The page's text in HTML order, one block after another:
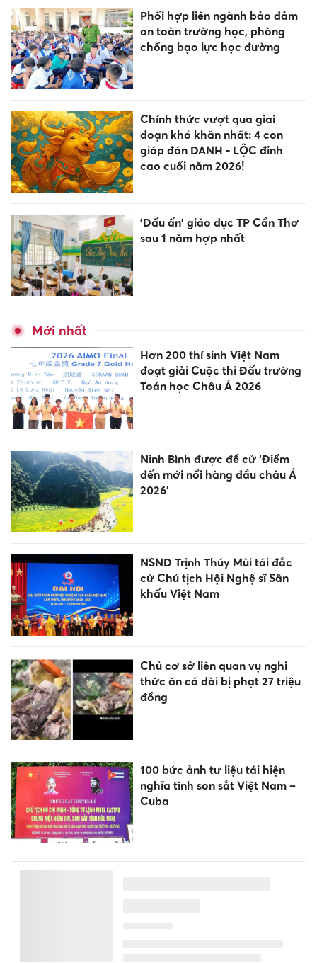
Phối hợp liên ngành bảo đảm
an toàn trường học, phòng
chống bạo lực học đường
Chính thức vượt qua giai
đoạn khó khăn nhất: 4 con
giáp đón DANH - LỘC đỉnh
cao cuối năm 2026!
'Dấu ấn' giáo dục TP Cần Thơ
sau 1 năm hợp nhất
Mới nhất
Hơn 200 thí sinh Việt Nam
đoạt giải Cuộc thi Đấu trường
Toán học Châu Á 2026
Ninh Bình được đề cử ‘Điểm
đến mới nổi hàng đầu châu Á
2026’
NSND Trịnh Thúy Mùi tái đắc
cử Chủ tịch Hội Nghệ sĩ Sân
khấu Việt Nam
Chủ cơ sở liên quan vụ nghi
thức ăn có dòi bị phạt 27 triệu
đồng
100 bức ảnh tư liệu tái hiện
nghĩa tình son sắt Việt Nam –
Cuba